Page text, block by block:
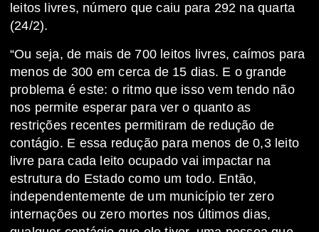
leitos livres, número que caiu para 292 na quarta
(24/2).
“Ou seja, de mais de 700 leitos livres, caímos para
menos de 300 em cerca de 15 dias. E o grande
problema é este: o ritmo que isso vem tendo não
nos permite esperar para ver o quanto as
restrições recentes permitiram de redução de
contágio. E essa redução para menos de 0,3 leito
livre para cada leito ocupado vai impactar na
estrutura do Estado como um todo. Então,
independentemente de um município ter zero
internações ou zero mortes nos últimos dias,